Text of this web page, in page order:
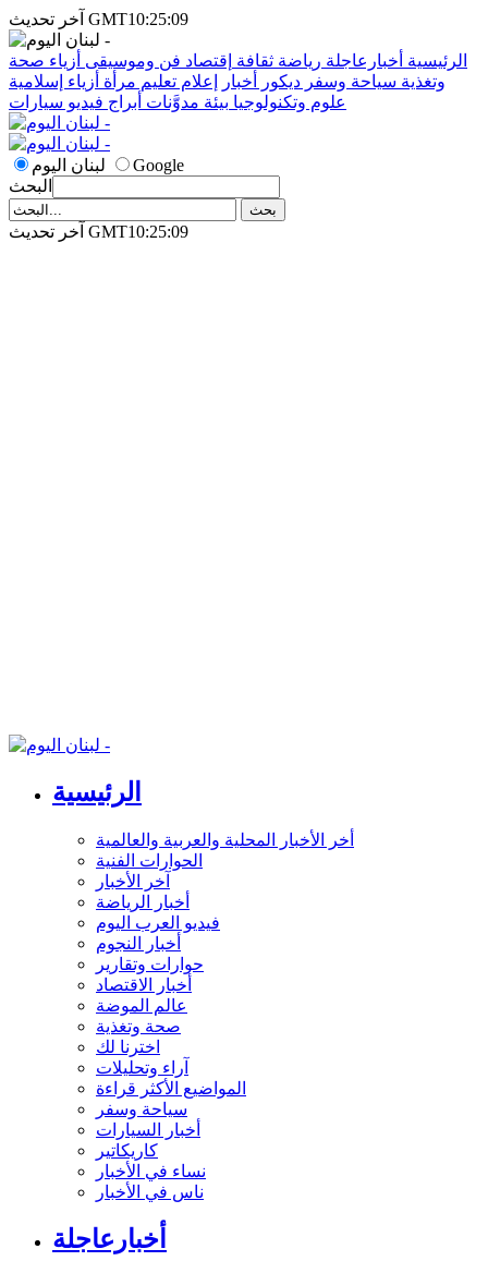
آخر تحديث GMT10:25:09
الرئيسية أخبارعاجلة رياضة ثقافة إقتصاد فن وموسيقى أزياء صحة
وتغذية سياحة وسفر ديكور أخبار إعلام تعليم مرأة أزياء إسلامية
علوم وتكنولوجيا بيئة مدوَّنات أبراج فيديو سيارات
لبنان اليوم
Google
البحث
آخر تحديث GMT10:25:09
الرئيسية
أخر الأخبار المحلية والعربية والعالمية
الحوارات الفنية
آخر الأخبار
أخبار الرياضة
فيديو العرب اليوم
أخبار النجوم
حوارات وتقارير
أخبار الاقتصاد
عالم الموضة
صحة وتغذية
اخترنا لك
آراء وتحليلات
المواضيع الأكثر قراءة
سياحة وسفر
أخبار السيارات
كاريكاتير
نساء في الأخبار
ناس في الأخبار
أخبارعاجلة